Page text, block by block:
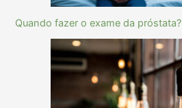
Quando fazer o exame da próstata?